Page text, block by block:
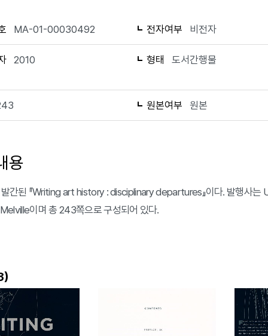
MA-01-00030492 전자여부 비전자
2010 형태 도서간행물
원본여부 원본
용
간된 『Writing art history : disciplinary departures』이다. 발행사
이며 총 243쪽으로 구성되어 있다.
)